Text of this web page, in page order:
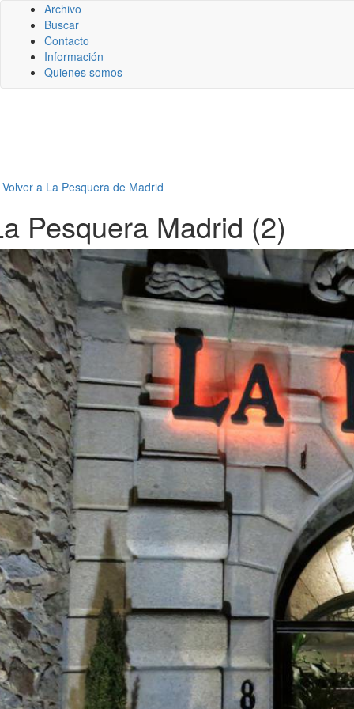
Archivo
Buscar
Contacto
Información
Quienes somos
Volver a La Pesquera de Madrid
Pesquera Madrid (2)